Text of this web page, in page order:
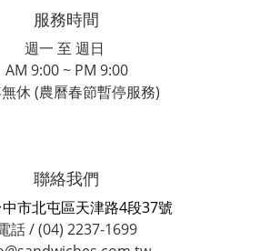
服務時間
週一 至 週日
AM 9:00 ~ PM 9:00
休 (農曆春節暫停服務)
聯絡我們
市北屯區天津路4段37號
話 / (04) 2237-1699